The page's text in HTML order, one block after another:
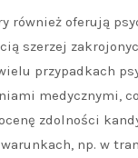
również oferują
szerzej
przypadkach
medycznymi,
zdolności
np. w